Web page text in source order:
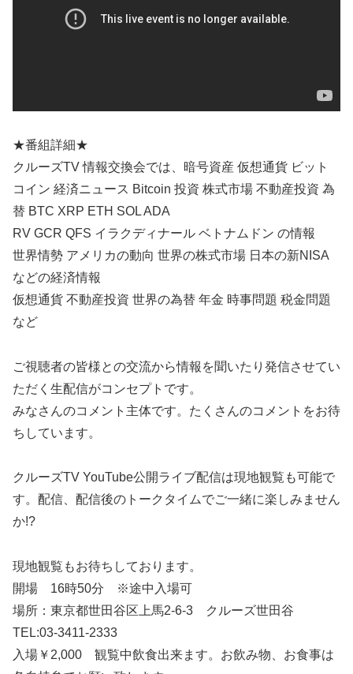
★番組詳細★
クルーズTV 情報交換会では、暗号資産 仮想通貨 ビット
コイン 経済ニュース Bitcoin 投資 株式市場 不動産投資 為
替 BTC XRP ETH SOL ADA
RV GCR QFS イラクディナール ベトナムドン の情報
世界情勢 アメリカの動向 世界の株式市場 日本の新NISA
などの経済情報
仮想通貨 不動産投資 世界の為替 年金 時事問題 税金問題
など
ご視聴者の皆様との交流から情報を聞いたり発信させてい
ただく生配信がコンセプトです。
みなさんのコメント主体です。たくさんのコメントをお待
ちしています。
クルーズTV YouTube公開ライブ配信は現地観覧も可能で
す。配信、配信後のトークタイムでご一緒に楽しみません
か!?
現地観覧もお待ちしております。
開場 16時50分 ※途中入場可
場所：東京都世田谷区上馬2-6-3 クルーズ世田谷
TEL:03-3411-2333
入場￥2,000 観覧中飲食出来ます。お飲み物、お食事は